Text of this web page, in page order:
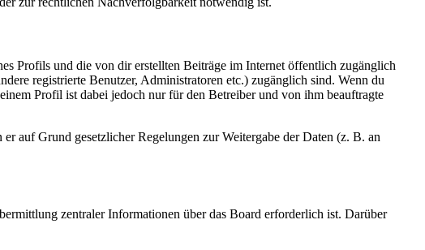
Profils und die von dir erstellten Beiträge im Internet öffentlich zugänglich
registrierte Benutzer, Administratoren etc.) zugänglich sind. Wenn du
Profil ist dabei jedoch nur für den Betreiber und von ihm beauftragte
auf Grund gesetzlicher Regelungen zur Weitergabe der Daten (z. B. an
zentraler Informationen über das Board erforderlich ist. Darüber